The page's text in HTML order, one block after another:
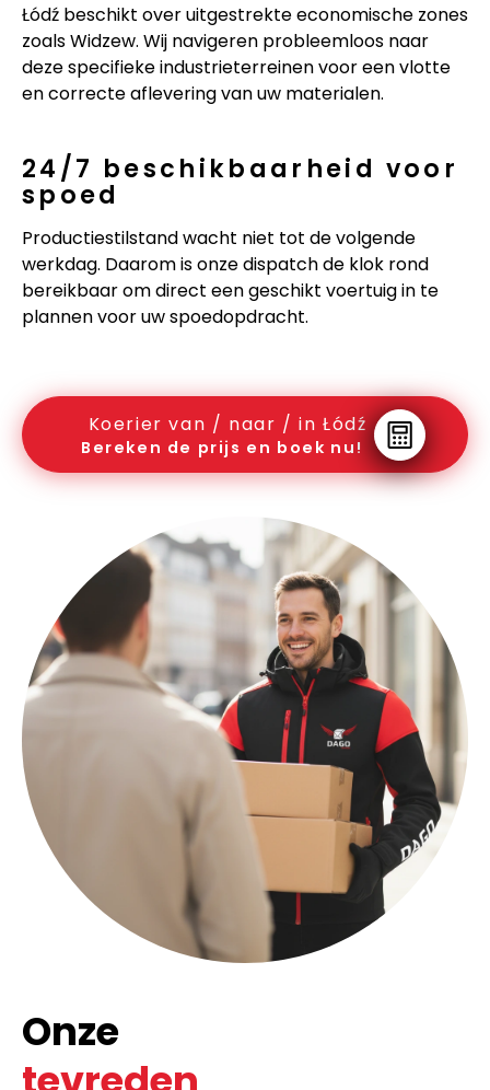
Łódź beschikt over uitgestrekte economische zones
zoals Widzew. Wij navigeren probleemloos naar
deze specifieke industrieterreinen voor een vlotte
en correcte aflevering van uw materialen.
24/7 beschikbaarheid voor
spoed
Productiestilstand wacht niet tot de volgende
werkdag. Daarom is onze dispatch de klok rond
bereikbaar om direct een geschikt voertuig in te
plannen voor uw spoedopdracht.
Koerier van / naar / in Łódź
Bereken de prijs en boek nu!
Onze